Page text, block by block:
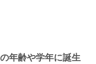
年齢や学年に誕生